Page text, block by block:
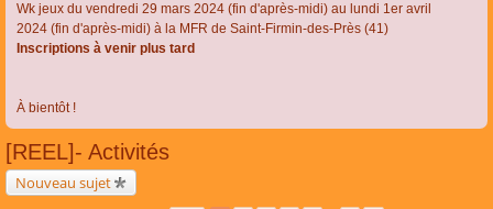
Wk jeux du vendredi 29 mars 2024 (fin d'après-midi) au lundi 1er avril
2024 (fin d'après-midi) à la MFR de Saint-Firmin-des-Près (41)
Inscriptions à venir plus tard
À bientôt !
[REEL]- Activités
Nouveau sujet